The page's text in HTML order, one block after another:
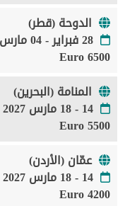
الدوحة (قطر)
28 فبراير - 04 مارس 2027
6500 Euro
المنامة (البحرين)
14 - 18 مارس 2027
5500 Euro
عمّان (الأردن)
14 - 18 مارس 2027
4200 Euro